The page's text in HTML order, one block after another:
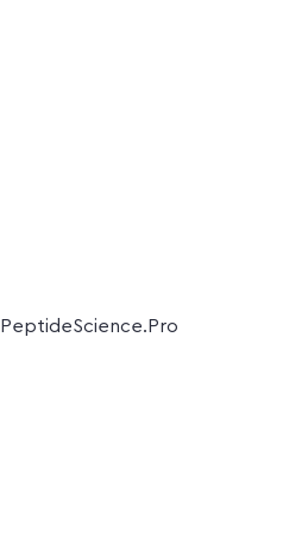
PeptideScience.Pro